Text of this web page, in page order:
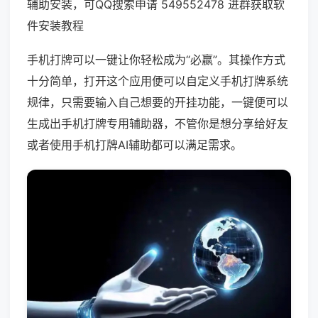
辅助安装，可QQ搜索申请 549552478 进群获取软
件安装教程
手机打牌可以一键让你轻松成为“必赢”。其操作方式
十分简单，打开这个应用便可以自定义手机打牌系统
规律，只需要输入自己想要的开挂功能，一键便可以
生成出手机打牌专用辅助器，不管你是想分享给好友
或者使用手机打牌AI辅助都可以满足需求。